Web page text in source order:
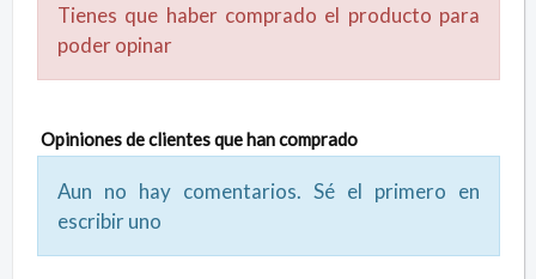
Tienes que haber comprado el producto para
poder opinar
Opiniones de clientes que han comprado
Aun no hay comentarios. Sé el primero en
escribir uno